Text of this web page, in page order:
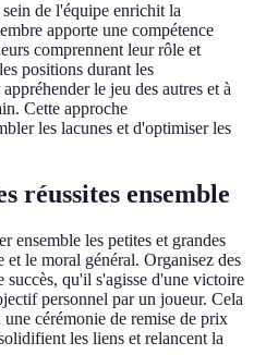
de l'équipe enrichit la
apporte une compétence
comprennent leur rôle et
positions durant les
le jeu des autres et à
Cette approche
les lacunes et d'optimiser les
réussites ensemble
ensemble les petites et grandes
le moral général. Organisez des
succès, qu'il s'agisse d'une victoire
personnel par un joueur. Cela
cérémonie de remise de prix
les liens et relancent la